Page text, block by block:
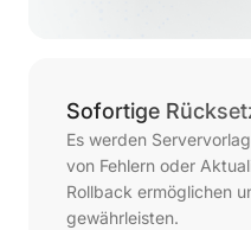
Sofortige
Es werden
von Fehlern oder
Rollback ermöglichen
gewährleisten.